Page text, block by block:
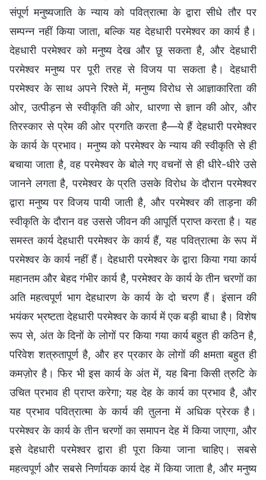
संपूर्ण मनुष्यजाति के न्याय को पवित्रात्मा के द्वारा सीधे तौर पर
सम्पन्न नहीं किया जाता, बल्कि यह देहधारी परमेश्वर का कार्य है।
देहधारी परमेश्वर को मनुष्य देख और छू सकता है, और देहधारी
परमेश्वर मनुष्य पर पूरी तरह से विजय पा सकता है। देहधारी
परमेश्वर के साथ अपने रिश्ते में, मनुष्य विरोध से आज्ञाकारिता की
ओर, उत्पीड़न से स्वीकृति की ओर, धारणा से ज्ञान की ओर, और
तिरस्कार से प्रेम की ओर प्रगति करता है—ये हैं देहधारी परमेश्वर
के कार्य के प्रभाव। मनुष्य को परमेश्वर के न्याय की स्वीकृति से ही
बचाया जाता है, वह परमेश्वर के बोले गए वचनों से ही धीरे-धीरे उसे
जानने लगता है, परमेश्वर के प्रति उसके विरोध के दौरान परमेश्वर
द्वारा मनुष्य पर विजय पायी जाती है, और परमेश्वर की ताड़ना की
स्वीकृति के दौरान वह उससे जीवन की आपूर्ति प्राप्त करता है। यह
समस्त कार्य देहधारी परमेश्वर के कार्य हैं, यह पवित्रात्मा के रूप में
परमेश्वर के कार्य नहीं हैं। देहधारी परमेश्वर के द्वारा किया गया कार्य
महानतम और बेहद गंभीर कार्य है, परमेश्वर के कार्य के तीन चरणों का
अति महत्वपूर्ण भाग देहधारण के कार्य के दो चरण हैं। इंसान की
भयंकर भ्रष्टता देहधारी परमेश्वर के कार्य में एक बड़ी बाधा है। विशेष
रूप से, अंत के दिनों के लोगों पर किया गया कार्य बहुत ही कठिन है,
परिवेश शत्रुतापूर्ण है, और हर प्रकार के लोगों की क्षमता बहुत ही
कमज़ोर है। फिर भी इस कार्य के अंत में, यह बिना किसी त्रुटि के
उचित प्रभाव ही प्राप्त करेगा; यह देह के कार्य का प्रभाव है, और
यह प्रभाव पवित्रात्मा के कार्य की तुलना में अधिक प्रेरक है।
परमेश्वर के कार्य के तीन चरणों का समापन देह में किया जाएगा, और
इसे देहधारी परमेश्वर द्वारा ही पूरा किया जाना चाहिए। सबसे
महत्वपूर्ण और सबसे निर्णायक कार्य देह में किया जाता है, और मनुष्य